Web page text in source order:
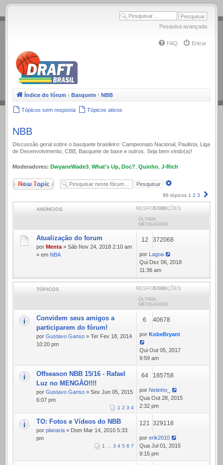
.
Pesquisa avançada
FAQ Entrar
Índice do fórum ‹ Basquete ‹ NBB
Tópicos sem resposta Tópicos ativos
NBB
Discussão geral sobre o basquete brasileiro: Campeonato Nacional, Paulista, Liga
de Desenvolvimento, CBB, Basquete de base e outros. Seja bem vindo(a)!
Moderadores: DwyaneWade3 What's Up, Doc? Quinho J-Rich
Novo Tópico
96 tópicos 1 2 3
ANÚNCIOS RESPOSTASEXIBIÇÕES
ÚLTIMA
MENSAGEM
Atualização do forum
por Menta » Sáb Nov 24, 2018 2:10 am
» em NBA
12 372068
por
Lagoa
Qui Dez 06, 2018
11:36 am
TÓPICOS RESPOSTASEXIBIÇÕES
ÚLTIMA
MENSAGEM
Convidem seus amigos a
participarem do fórum!
por Gustavo Ganso » Ter Fev 18, 2014
10:20 pm
6 40678
por KobeBryant
Qui Out 05, 2017
9:59 am
Offseason NBB 15/16 - Rafael
Luz no MENGÂO!!!!
por Gustavo Ganso » Sex Jun 05, 2015
6:07 pm
1 2 3 4
64 185758
por Netinho_
Qua Out 28, 2015
2:32 pm
TO: Fotos e Vídeos do NBB
por planaria » Dom Mar 14, 2010 5:33
pm
1 … 3 4 5 6 7
121 329118
por erik2010
Qua Jul 01, 2015
9:15 pm